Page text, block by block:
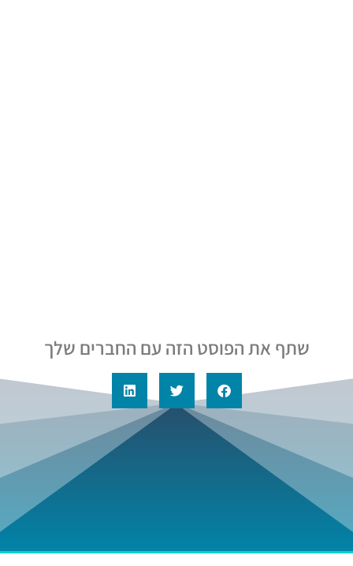
שתף את הפוסט הזה עם החברים שלך